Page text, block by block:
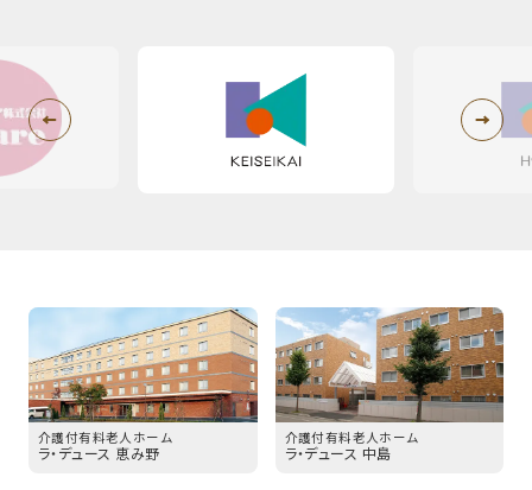
介護付有料老人ホーム
ラ・デュース 恵み野
介護付有料老人ホーム
ラ・デュース 中島